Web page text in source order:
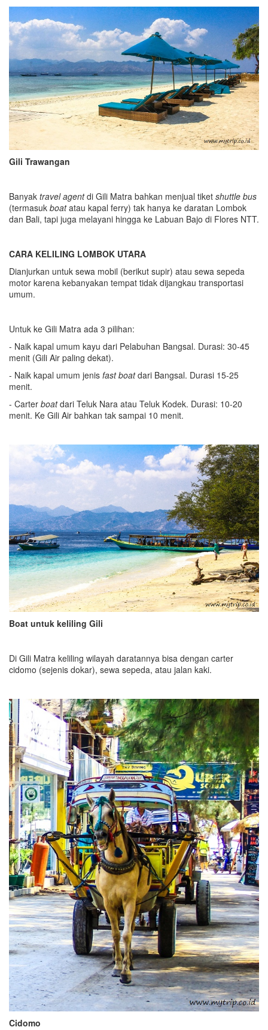
Gili Trawangan
Banyak travel agentdi Gili Matra bahkan menjual tiket shuttle bus
(termasuk boatatau kapal ferry) tak hanya ke daratan Lombok
dan Bali, tapi juga melayani hingga ke Labuan Bajo di Flores NTT.
CARA KELILING LOMBOK UTARA
Dianjurkan untuk sewa mobil (berikut supir) atau sewa sepeda
motor karena kebanyakan tempat tidak dijangkau transportasi
umum.
Untuk ke Gili Matra ada 3 pilihan:
- Naik kapal umum kayu dari Pelabuhan Bangsal. Durasi: 30-45
menit (Gili Air paling dekat).
- Naik kapal umum jenis fast boatdari Bangsal. Durasi 15-25
menit.
- Carter boatdari Teluk Nara atau Teluk Kodek. Durasi: 10-20
menit. Ke Gili Air bahkan tak sampai 10 menit.
Boat untuk keliling Gili
Di Gili Matra keliling wilayah daratannya bisa dengan carter
cidomo (sejenis dokar), sewa sepeda, atau jalan kaki.
Cidomo